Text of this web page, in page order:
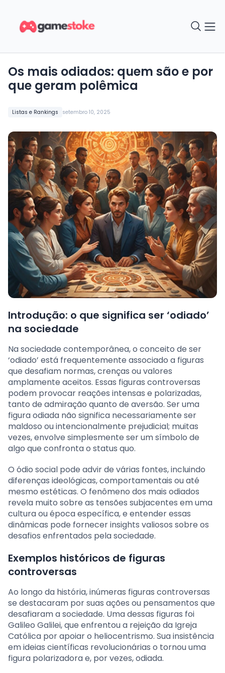
Listas e Rankings setembro 10, 2025
Os mais odiados: quem são e por
que geram polêmica
Introdução: o que significa ser ‘odiado’
na sociedade
Na sociedade contemporânea, o conceito de ser
‘odiado’ está frequentemente associado a figuras
que desafiam normas, crenças ou valores
amplamente aceitos. Essas figuras controversas
podem provocar reações intensas e polarizadas,
tanto de admiração quanto de aversão. Ser uma
figura odiada não significa necessariamente ser
maldoso ou intencionalmente prejudicial; muitas
vezes, envolve simplesmente ser um símbolo de
algo que confronta o status quo.
O ódio social pode advir de várias fontes, incluindo
diferenças ideológicas, comportamentais ou até
mesmo estéticas. O fenômeno dos mais odiados
revela muito sobre as tensões subjacentes em uma
cultura ou época específica, e entender essas
dinâmicas pode fornecer insights valiosos sobre os
desafios enfrentados pela sociedade.
Exemplos históricos de figuras
controversas
Ao longo da história, inúmeras figuras controversas
se destacaram por suas ações ou pensamentos que
desafiaram a sociedade. Uma dessas figuras foi
Galileo Galilei, que enfrentou a rejeição da Igreja
Católica por apoiar o heliocentrismo. Sua insistência
em ideias científicas revolucionárias o tornou uma
figura polarizadora e, por vezes, odiada.